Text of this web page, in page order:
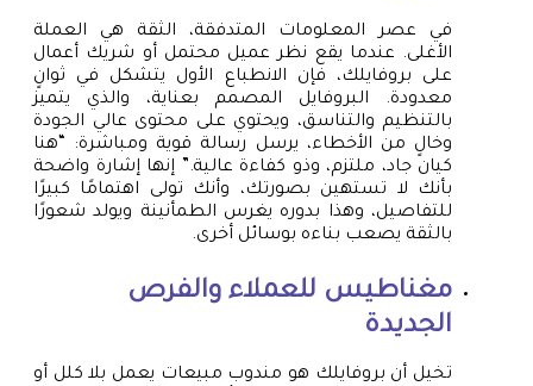
في عصر المعلومات المتدفقة، الثقة هي العملة
الأغلى. عندما يقع نظر عميل محتمل أو شريك أعمال
على بروفايلك، فإن الانطباع الأول يتشكل في ثوانٍ
معدودة. البروفايل المصمم بعناية، والذي يتميز
بالتنظيم والتناسق، ويحتوي على محتوى عالي الجودة
وخالٍ من الأخطاء، يرسل رسالة قوية ومباشرة: “هنا
كيان جاد، ملتزم، وذو كفاءة عالية.” إنها إشارة واضحة
بأنك لا تستهين بصورتك، وأنك تولى اهتمامًا كبيرًا
للتفاصيل، وهذا بدوره يغرس الطمأنينة ويولد شعورًا
بالثقة يصعب بناءه بوسائل أخرى.
مغناطيس للعملاء والفرص
الجديدة
تخيل أن بروفايلك هو مندوب مبيعات يعمل بلا كلل أو